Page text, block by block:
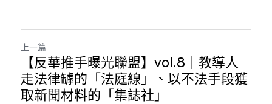
上一篇
【反華推手曝光聯盟】vol.8｜教導人
走法律罅的「法庭線」、以不法手段獲
取新聞材料的「集誌社」